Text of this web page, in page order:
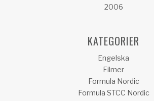
2006
KATEGORIER
Engelska
Filmer
Formula Nordic
Formula STCC Nordic